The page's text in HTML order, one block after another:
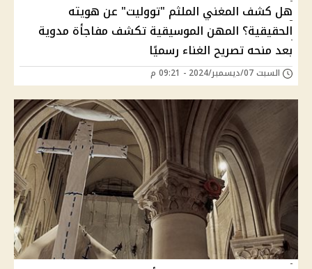
هل كشف المغني الملثم "تووليت" عن هويته
الحقيقية؟ المهن الموسيقية تكشف مفاجأة مدوية
بعد منحه تصريح الغناء رسميًا
السبت 07/ديسمبر/2024 - 09:21 م